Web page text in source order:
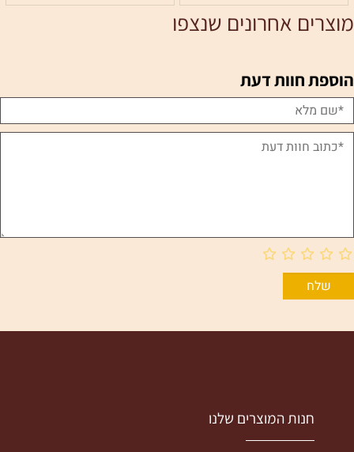
מוצרים אחרונים שנצפו
הוספת חוות דעת
חנות המוצרים שלנו